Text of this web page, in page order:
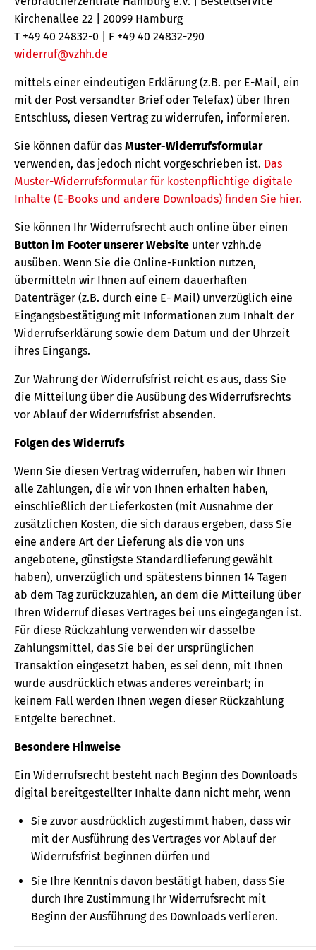
Kirchenallee 22 | 20099 Hamburg
T +49 40 24832-0 | F +49 40 24832-290
widerruf@vzhh.de
mittels einer eindeutigen Erklärung (z.B. per E-Mail, ein
mit der Post versandter Brief oder Telefax) über Ihren
Entschluss, diesen Vertrag zu widerrufen, informieren.
Sie können dafür das Muster-Widerrufsformular
verwenden, das jedoch nicht vorgeschrieben ist. Das
Muster-Widerrufsformular für kostenpflichtige digitale
Inhalte (E-Books und andere Downloads) finden Sie hier.
Sie können Ihr Widerrufsrecht auch online über einen
Button im Footer unserer Website unter vzhh.de
ausüben. Wenn Sie die Online-Funktion nutzen,
übermitteln wir Ihnen auf einem dauerhaften
Datenträger (z.B. durch eine E- Mail) unverzüglich eine
Eingangsbestätigung mit Informationen zum Inhalt der
Widerrufserklärung sowie dem Datum und der Uhrzeit
ihres Eingangs.
Zur Wahrung der Widerrufsfrist reicht es aus, dass Sie
die Mitteilung über die Ausübung des Widerrufsrechts
vor Ablauf der Widerrufsfrist absenden.
Folgen des Widerrufs
Wenn Sie diesen Vertrag widerrufen, haben wir Ihnen
alle Zahlungen, die wir von Ihnen erhalten haben,
einschließlich der Lieferkosten (mit Ausnahme der
zusätzlichen Kosten, die sich daraus ergeben, dass Sie
eine andere Art der Lieferung als die von uns
angebotene, günstigste Standardlieferung gewählt
haben), unverzüglich und spätestens binnen 14 Tagen
ab dem Tag zurückzuzahlen, an dem die Mitteilung über
Ihren Widerruf dieses Vertrages bei uns eingegangen ist.
Für diese Rückzahlung verwenden wir dasselbe
Zahlungsmittel, das Sie bei der ursprünglichen
Transaktion eingesetzt haben, es sei denn, mit Ihnen
wurde ausdrücklich etwas anderes vereinbart; in
keinem Fall werden Ihnen wegen dieser Rückzahlung
Entgelte berechnet.
Besondere Hinweise
Ein Widerrufsrecht besteht nach Beginn des Downloads
digital bereitgestellter Inhalte dann nicht mehr, wenn
Sie zuvor ausdrücklich zugestimmt haben, dass wir
mit der Ausführung des Vertrages vor Ablauf der
Widerrufsfrist beginnen dürfen und
Sie Ihre Kenntnis davon bestätigt haben, dass Sie
durch Ihre Zustimmung Ihr Widerrufsrecht mit
Beginn der Ausführung des Downloads verlieren.